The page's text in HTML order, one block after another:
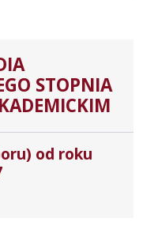
STOPNIA
od roku